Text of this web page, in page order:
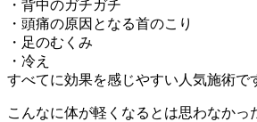
・背中のガチガチ
・頭痛の原因となる首のこり
・足のむくみ
・冷え
すべてに効果を感じやすい人気施術で
こんなに体が軽くなるとは思わなかっ